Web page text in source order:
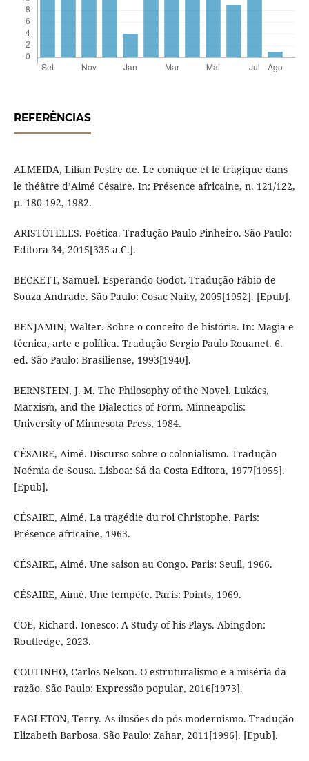
REFERÊNCIAS
ALMEIDA, Lilian Pestre de. Le comique et le tragique dans
le théâtre d’Aimé Césaire. In: Présence africaine, n. 121/122,
p. 180-192, 1982.
ARISTÓTELES. Poética. Tradução Paulo Pinheiro. São Paulo:
Editora 34, 2015[335 a.C.].
BECKETT, Samuel. Esperando Godot. Tradução Fábio de
Souza Andrade. São Paulo: Cosac Naify, 2005[1952]. [Epub].
BENJAMIN, Walter. Sobre o conceito de história. In: Magia e
técnica, arte e política. Tradução Sergio Paulo Rouanet. 6.
ed. São Paulo: Brasiliense, 1993[1940].
BERNSTEIN, J. M. The Philosophy of the Novel. Lukács,
Marxism, and the Dialectics of Form. Minneapolis:
University of Minnesota Press, 1984.
CÉSAIRE, Aimé. Discurso sobre o colonialismo. Tradução
Noémia de Sousa. Lisboa: Sá da Costa Editora, 1977[1955].
[Epub].
CÉSAIRE, Aimé. La tragédie du roi Christophe. Paris:
Présence africaine, 1963.
CÉSAIRE, Aimé. Une saison au Congo. Paris: Seuil, 1966.
CÉSAIRE, Aimé. Une tempête. Paris: Points, 1969.
COE, Richard. Ionesco: A Study of his Plays. Abingdon:
Routledge, 2023.
COUTINHO, Carlos Nelson. O estruturalismo e a miséria da
razão. São Paulo: Expressão popular, 2016[1973].
EAGLETON, Terry. As ilusões do pós-modernismo. Tradução
Elizabeth Barbosa. São Paulo: Zahar, 2011[1996]. [Epub].